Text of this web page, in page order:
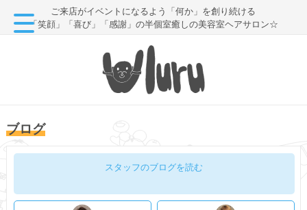
ご来店がイベントになるよう「何か」を創り続ける
「笑顔」「喜び」「感謝」の半個室癒しの美容室ヘアサロン☆
ブログ
スタッフのブログを読む